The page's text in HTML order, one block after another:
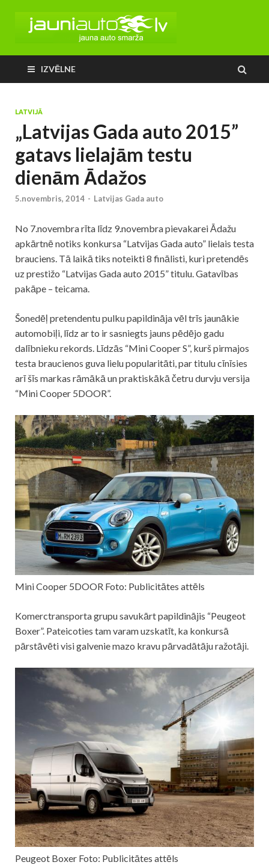
IZVĒLNE
LATVIJĀ
„Latvijas Gada auto 2015”
gatavs lielajām testu
dienām Ādažos
5.novembris, 2014 - Latvijas Gada auto
No 7.novembra rīta līdz 9.novembra pievakarei Ādažu
apkārtnē notiks konkursa “Latvijas Gada auto” lielais testa
brauciens. Tā laikā tiks noteikti 8 finālisti, kuri pretendēs
uz prestižo “Latvijas Gada auto 2015” titulu. Gatavības
pakāpe – teicama.
Šonedēļ pretendentu pulku papildināja vēl trīs jaunākie
automobiļi, līdz ar to ir sasniegts jauns pēdējo gadu
dalībnieku rekords. Līdzās “Mini Cooper S”, kurš pirmajos
testa braucienos guva lielu popularitāti, par titulu cīnīsies
arī šīs markas rāmākā un praktiskākā četru durvju versija
“Mini Cooper 5DOOR”.
Mini Cooper 5DOOR Foto: Publicitātes attēls
Komerctransporta grupu savukārt papildinājis “Peugeot
Boxer”. Pateicoties tam varam uzskatīt, ka konkursā
pārstāvēti visi galvenie mazo kravu pārvadātāju ražotāji.
Peugeot Boxer Foto: Publicitātes attēls